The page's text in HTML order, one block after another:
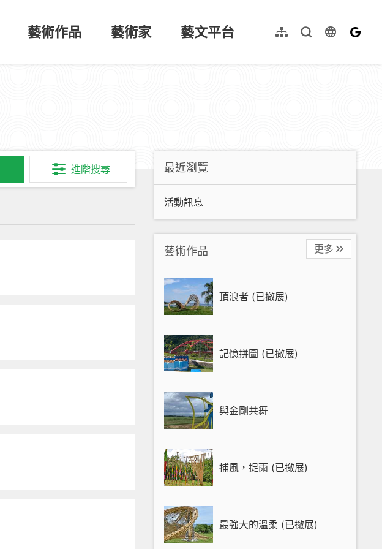
藝術作品 藝術家 藝文平台 網站導覽全文檢索language
English
進階搜尋 最近瀏覽
活動訊息
藝術作品
頂浪者 (已撤展)
記憶拼圖 (已撤展)
與金剛共舞
捕風，捉雨 (已撤展)
最強大的溫柔 (已撤展)
更多